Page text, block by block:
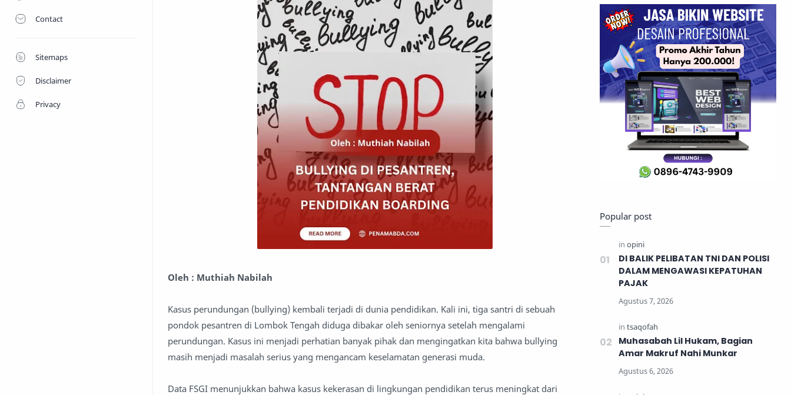
Contact
Sitemaps
Disclaimer
Privacy
Oleh : Muthiah Nabilah
Kasus perundungan (bullying) kembali terjadi di dunia pendidikan. Kali ini, tiga santri di sebuah
pondok pesantren di Lombok Tengah diduga dibakar oleh seniornya setelah mengalami
perundungan. Kasus ini menjadi perhatian banyak pihak dan mengingatkan kita bahwa bullying
masih menjadi masalah serius yang mengancam keselamatan generasi muda.
Data FSGI menunjukkan bahwa kasus kekerasan di lingkungan pendidikan terus meningkat dari
Popular post
DI BALIK PELIBATAN TNI DAN POLISI
DALAM MENGAWASI KEPATUHAN
PAJAK
Muhasabah Lil Hukam, Bagian
Amar Makruf Nahi Munkar